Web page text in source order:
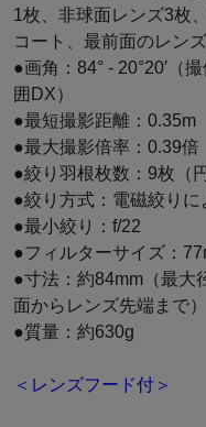
1枚、非球面レンズ3枚
コート、最前面のレン
●画角：84° - 20°20′（
囲DX）
●最短撮影距離：0.35m
●最大撮影倍率：0.39倍
●絞り羽根枚数：9枚（
●絞り方式：電磁絞りに
●最小絞り：f/22
●フィルターサイズ：
●寸法：約84mm（最大
面からレンズ先端まで）
●質量：約630g
＜レンズフード付＞